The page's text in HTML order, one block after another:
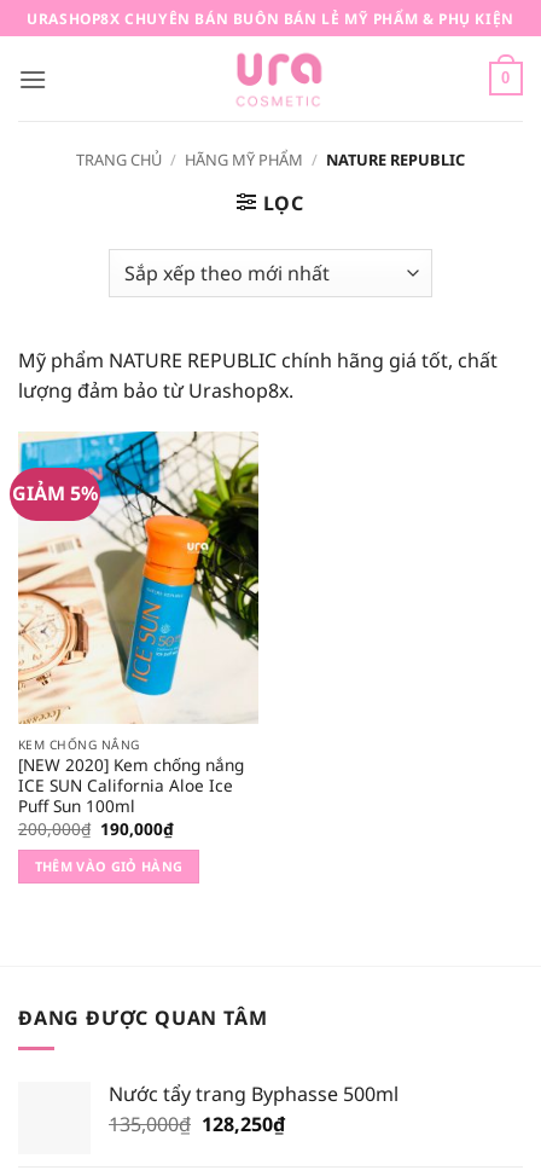
qua
nội
URASHOP8X CHUYÊN BÁN BUÔN BÁN LẺ MỸ PHẨM & PHỤ KIỆN
0
TRANG CHỦ / HÃNG MỸ PHẨM / NATURE REPUBLIC
LỌC
Mỹ phẩm NATURE REPUBLIC chính hãng giá tốt, chất
lượng đảm bảo từ Urashop8x.
GIẢM 5%
KEM CHỐNG NẮNG
[NEW 2020] Kem chống nắng
ICE SUN California Aloe Ice
Puff Sun 100ml
200,000₫ Giá
gốc
là:
200,000₫.
190,000₫Giá
hiện
tại
là:
190,000₫.
THÊM VÀO GIỎ HÀNG
ĐANG ĐƯỢC QUAN TÂM
Nước tẩy trang Byphasse 500ml
135,000₫ Giá
128,250₫Giá